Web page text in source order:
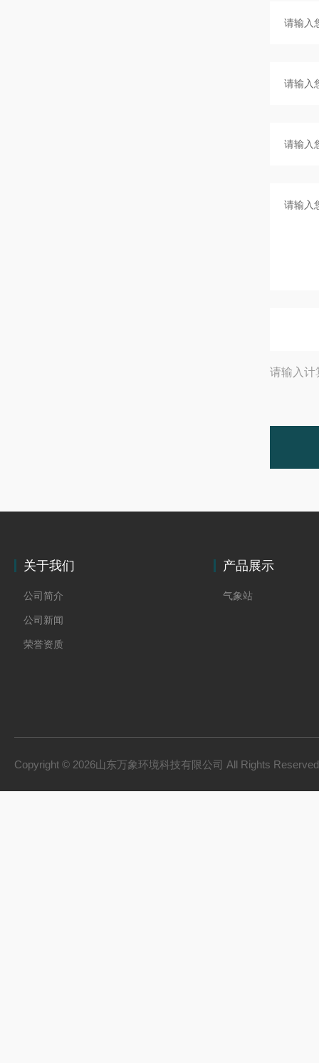
请输入计
关于我们
公司简介
公司新闻
荣誉资质
产品展示
气象站
Copyright © 2026山东万象环境科技有限公司 All Rights